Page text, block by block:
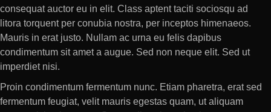
consequat auctor eu in elit. Class aptent taciti sociosqu ad
litora torquent per conubia nostra, per inceptos himenaeos.
Mauris in erat justo. Nullam ac urna eu felis dapibus
condimentum sit amet a augue. Sed non neque elit. Sed ut
imperdiet nisi.
Proin condimentum fermentum nunc. Etiam pharetra, erat sed
fermentum feugiat, velit mauris egestas quam, ut aliquam